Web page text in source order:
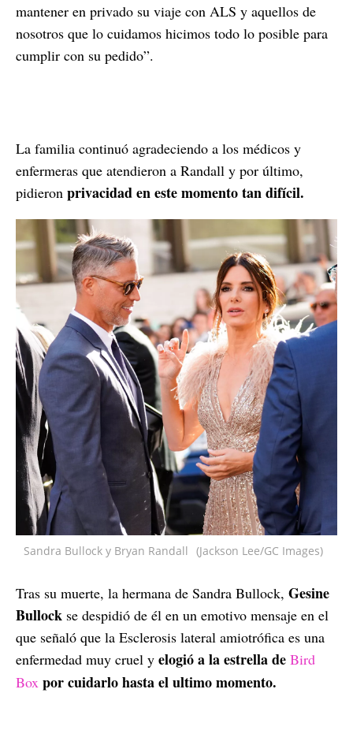
mantener en privado su viaje con ALS y aquellos de
nosotros que lo cuidamos hicimos todo lo posible para
cumplir con su pedido”.
La familia continuó agradeciendo a los médicos y
enfermeras que atendieron a Randall y por último,
pidieron privacidad en este momento tan difícil.
Sandra Bullock y Bryan Randall (Jackson Lee/GC Images)
Tras su muerte, la hermana de Sandra Bullock, Gesine
Bullock se despidió de él en un emotivo mensaje en el
que señaló que la Esclerosis lateral amiotrófica es una
enfermedad muy cruel y elogió a la estrella de Bird
Box por cuidarlo hasta el ultimo momento.